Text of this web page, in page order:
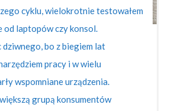
cyklu, wielokrotnie testowałem
od laptopów czy konsol.
dziwnego, bo z biegiem lat
pracy i w wielu
wspomniane urządzenia.
grupą konsumentów